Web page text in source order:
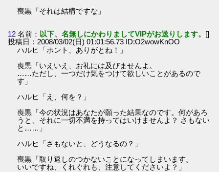
喪黒「それは結構ですな」
12 名前： 以下、名無しにかわりましてVIPがお送りします。 []
投稿日：2008/03/02(日) 01:01:56.73 ID:O2wowKnOO
ハルヒ「ホント、ありがとね！」
喪黒「いえいえ、お礼には及びませんよ。
……ただし、一つだけ気をつけて欲しいことがあるので
す」
ハルヒ「え、何を？」
喪黒「今の状況はあなたが願った結果なのです。何があろ
うと、それに一切不満を持ってはいけませんよ？ さもない
と……」
ハルヒ「さもないと、どうなるの？」
喪黒「取り返しのつかないことになってしまいます。
いいですね、くれぐれも、注意してくださいよ？」